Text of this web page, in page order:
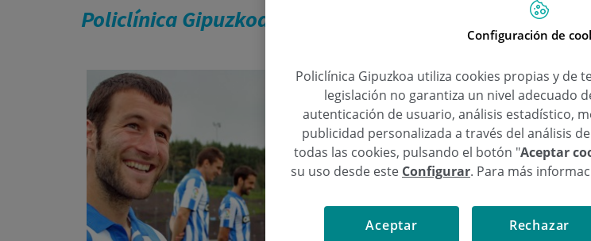
Policlínica Gipuzkoa eta Real Sociedad . Errealaren
Configuración de
Policlínica Gipuzkoa utiliza cookies propias y de
legislación no garantiza un nivel adecuado
autenticación de usuario, análisis estadístico,
publicidad personalizada a través del análisis
todas las cookies, pulsando el botón "Aceptar
su uso desde este Configurar. Para más
Rechazar
Aceptar